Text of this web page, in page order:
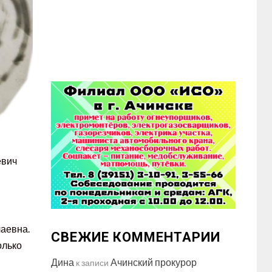
СВЕЖИЕ КОММЕНТАРИИ
Дина к записи Ачинский прокурор